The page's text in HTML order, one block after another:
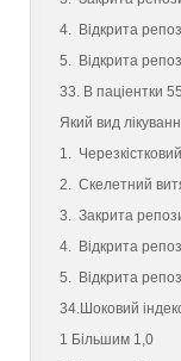
4. Вiдкрита
5. Вiдкрита
33. В пацieнтки
Який вид
1.
2. Скелетний
3. Закрита
4. Вiдкрита
5. Вiдкрита
34.Шоковий
1 Бiльшим 1,0